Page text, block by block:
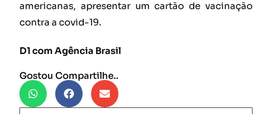
americanas, apresentar um cartão de vacinação
contra a covid-19.
D1 com Agência Brasil
Gostou Compartilhe..